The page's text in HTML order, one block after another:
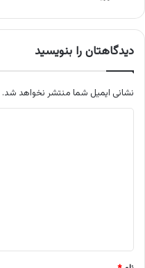
دیدگاهتان را بنویسید
نشانی ایمیل شما منتشر نخواهد شد.